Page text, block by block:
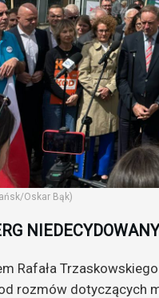
Oskar Bąk)
NIEDECYDOWANY
Rafała
rozmów dotyczących